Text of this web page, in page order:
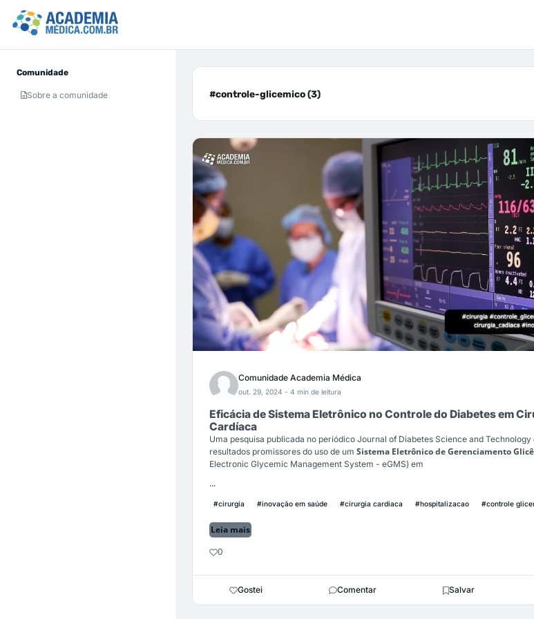
Comunidade
Sobre a comunidade #controle-glicemico (3)
Comunidade Academia Médica
out. 29, 2024 - 4 min de leitura
Eficácia de Sistema Eletrônico no Controle do Diabetes em
Cardíaca
Uma pesquisa publicada no periódico Journal of Diabetes Science and Technology
resultados promissores do uso de um Sistema Eletrônico de Gerenciamento
Electronic Glycemic Management System - eGMS) em
...
#cirurgia #inovação em saúde #cirurgia cardiaca #hospitalizacao #controle
Leia mais
0
Gostei Comentar Salvar